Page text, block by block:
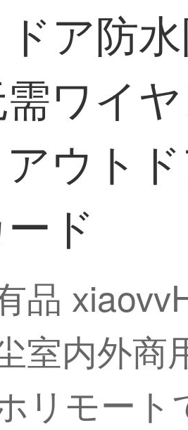
ア防
ワイ
ウト
ド
品
室内外商
リモート